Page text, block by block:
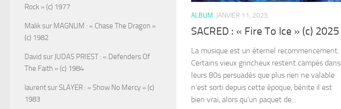
ALBUM JANVIER 11, 2025
SACRED : « Fire To Ice » (c) 2025
La musique est un éternel recommencement.
Certains vieux grincheux restent campés dans
leurs 80s persuadés que plus rien ne valable
n’est sorti depuis cette époque, bénite il est
bien vrai, alors qu’un paquet de...
Rock » (c) 1977
Maliksur MAGNUM : « Chase The Dragon »
(c) 1982
David sur JUDAS PRIEST : « Defenders Of
The Faith » (c) 1984
laurentsur SLAYER : « Show No Mercy » (c)
1983